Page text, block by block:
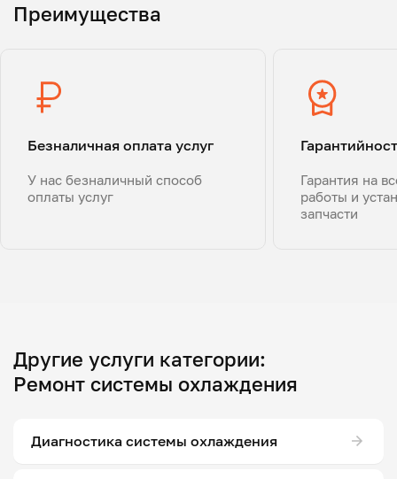
Преимущества
Безналичная оплата услуг
У нас безналичный способ
оплаты услуг
Гарантия на
работы и
запчасти
Другие услуги категории:
Ремонт системы охлаждения
Диагностика системы охлаждения